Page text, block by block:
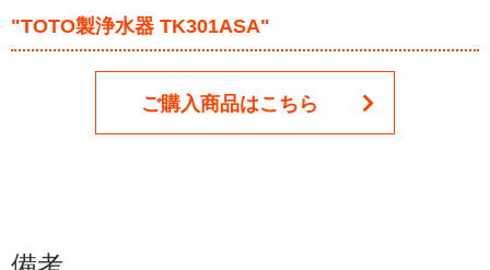
"TOTO製浄水器 TK301ASA"
ご購入商品はこちら